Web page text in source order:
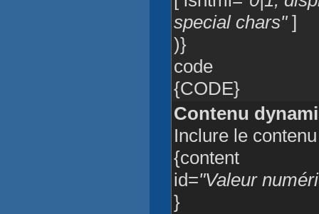
special chars"]
)}
code
{CODE}
Contenu
Inclure le
{content
id="Valeur
}